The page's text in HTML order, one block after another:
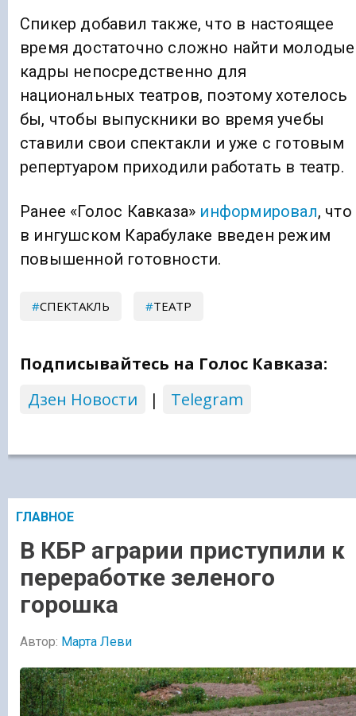
Спикер добавил также, что в настоящее
время достаточно сложно найти молодые
кадры непосредственно для
национальных театров, поэтому хотелось
бы, чтобы выпускники во время учебы
ставили свои спектакли и уже с готовым
репертуаром приходили работать в театр.
Ранее «Голос Кавказа» информировал, что
в ингушском Карабулаке введен режим
повышенной готовности.
СПЕКТАКЛЬ ТЕАТР
Подписывайтесь на Голос Кавказа:
Дзен Новости
| Telegram
ГЛАВНОЕ
В КБР аграрии приступили к
переработке зеленого
горошка
Автор: Марта Леви